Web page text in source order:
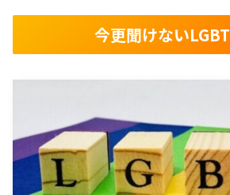
今更聞けない